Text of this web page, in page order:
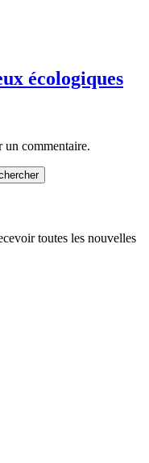
écologiques
un commentaire.
toutes les nouvelles